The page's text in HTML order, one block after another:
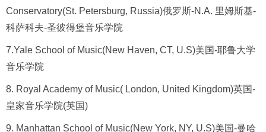
Conservatory(St. Petersburg, Russia)俄罗斯-N.A. 里姆斯基-
科萨科夫-圣彼得堡音乐学院
7.Yale School of Music(New Haven, CT, U.S)美国-耶鲁大学
音乐学院
8. Royal Academy of Music( London, United Kingdom)英国-
皇家音乐学院(英国)
9. Manhattan School of Music(New York, NY, U.S)美国-曼哈